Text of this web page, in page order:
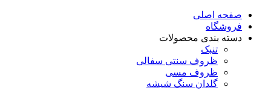
صفحه اصلی
فروشگاه
دسته بندی محصولات
تنبک
ظروف سنتی سفالی
ظروف مسی
گلدان سنگ شیشه